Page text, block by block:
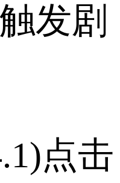
发剧
点击